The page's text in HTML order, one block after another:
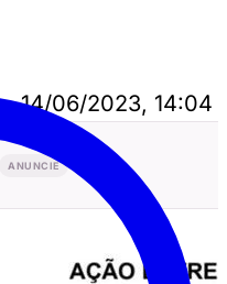
• 14/06/2023, 14:04
ANUNCIE